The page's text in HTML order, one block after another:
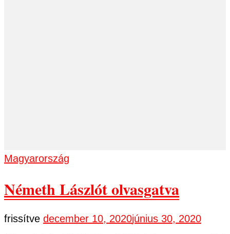
Magyarország
Németh Lászlót olvasgatva
frissítve december 10, 2020június 30, 2020